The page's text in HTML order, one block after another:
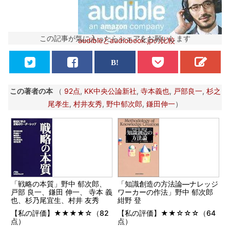
audibleとaudiobook.jpの比較
この記事が気に入ったらシェアをお願いします
この著者の本 （ 92点, KK中央公論新社, 寺本義也, 戸部良一, 杉之
尾孝生, 村井友秀, 野中郁次郎, 鎌田伸一）
「戦略の本質」野中 郁次郎、
戸部 良一、鎌田 伸一、 寺本 義
也、杉乃尾宜生、村井 友秀
【私の評価】★★★★☆（82
点）
「知識創造の方法論―ナレッジ
ワーカーの作法」野中 郁次郎
紺野 登
【私の評価】★★☆☆☆（64
点）